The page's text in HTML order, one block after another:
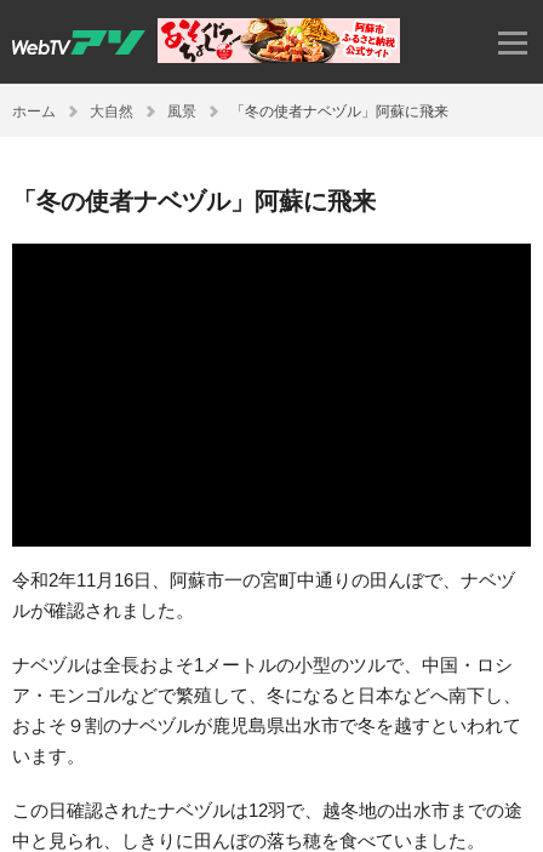
ホーム 大自然 風景 「冬の使者ナベヅル」阿蘇に飛来
「冬の使者ナベヅル」阿蘇に飛来
令和2年11月16日、阿蘇市一の宮町中通りの田んぼで、ナベヅ
ルが確認されました。
ナベヅルは全長およそ1メートルの小型のツルで、中国・ロシ
ア・モンゴルなどで繁殖して、冬になると日本などへ南下し、
およそ９割のナベヅルが鹿児島県出水市で冬を越すといわれて
います。
この日確認されたナベヅルは12羽で、越冬地の出水市までの途
中と見られ、しきりに田んぼの落ち穂を食べていました。